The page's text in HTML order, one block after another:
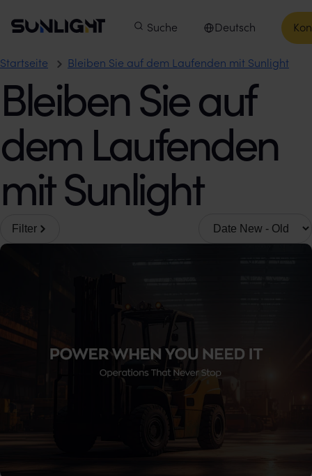
Sunlight Group
Hauptmenü
Produkte Unsere Unternehmen
Suche
Sprache auswählen
Deutsch
Startseite Bleiben Sie auf dem Laufenden mit Sunlight
Bleiben Sie auf
dem Laufenden
mit Sunlight
Filter